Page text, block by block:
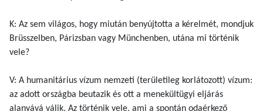
K: Az sem világos, hogy miután benyújtotta a kérelmét, mondjuk
Brüsszelben, Párizsban vagy Münchenben, utána mi történik
vele?
V: A humanitárius vízum nemzeti (területileg korlátozott) vízum:
az adott országba beutazik és ott a menekültügyi eljárás
alanyává válik. Az történik vele, ami a spontán odaérkező